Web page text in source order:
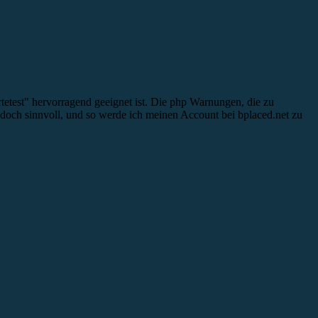
hervorragend geeignet ist. Die php Warnungen, die zu
sinnvoll, und so werde ich meinen Account bei bplaced.net zu